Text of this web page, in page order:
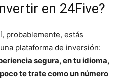
en 24Five?
probablemente, estás
plataforma de inversión:
segura, en tu idioma,
te trate como un número